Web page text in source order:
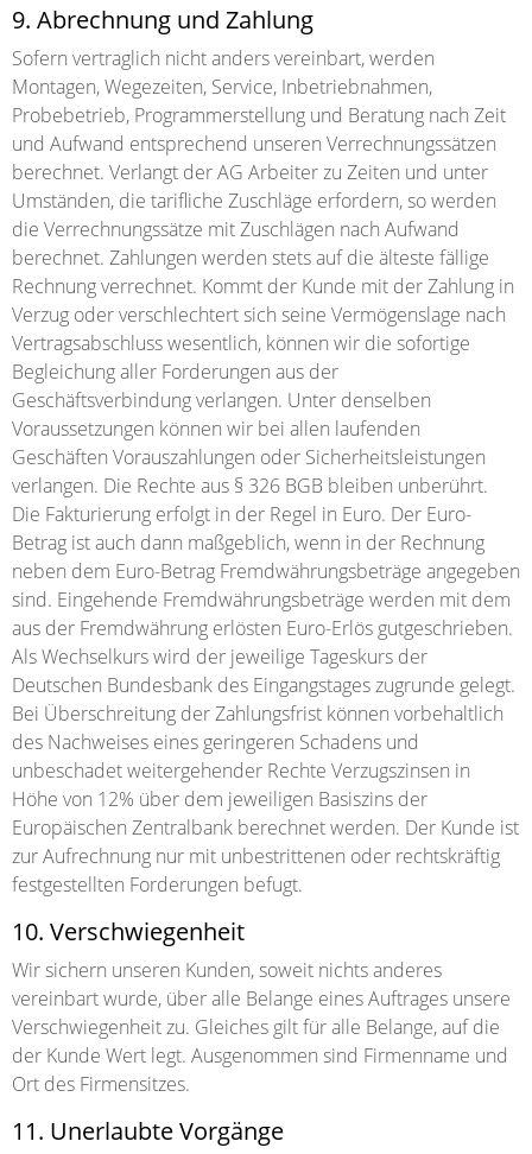
9. Abrechnung und Zahlung
Sofern vertraglich nicht anders vereinbart, werden
Montagen, Wegezeiten, Service, Inbetriebnahmen,
Probebetrieb, Programmerstellung und Beratung nach Zeit
und Aufwand entsprechend unseren Verrechnungssätzen
berechnet. Verlangt der AG Arbeiter zu Zeiten und unter
Umständen, die tarifliche Zuschläge erfordern, so werden
die Verrechnungssätze mit Zuschlägen nach Aufwand
berechnet. Zahlungen werden stets auf die älteste fällige
Rechnung verrechnet. Kommt der Kunde mit der Zahlung in
Verzug oder verschlechtert sich seine Vermögenslage nach
Vertragsabschluss wesentlich, können wir die sofortige
Begleichung aller Forderungen aus der
Geschäftsverbindung verlangen. Unter denselben
Voraussetzungen können wir bei allen laufenden
Geschäften Vorauszahlungen oder Sicherheitsleistungen
verlangen. Die Rechte aus § 326 BGB bleiben unberührt.
Die Fakturierung erfolgt in der Regel in Euro. Der Euro-
Betrag ist auch dann maßgeblich, wenn in der Rechnung
neben dem Euro-Betrag Fremdwährungsbeträge angegeben
sind. Eingehende Fremdwährungsbeträge werden mit dem
aus der Fremdwährung erlösten Euro-Erlös gutgeschrieben.
Als Wechselkurs wird der jeweilige Tageskurs der
Deutschen Bundesbank des Eingangstages zugrunde gelegt.
Bei Überschreitung der Zahlungsfrist können vorbehaltlich
des Nachweises eines geringeren Schadens und
unbeschadet weitergehender Rechte Verzugszinsen in
Höhe von 12% über dem jeweiligen Basiszins der
Europäischen Zentralbank berechnet werden. Der Kunde ist
zur Aufrechnung nur mit unbestrittenen oder rechtskräftig
festgestellten Forderungen befugt.
10. Verschwiegenheit
Wir sichern unseren Kunden, soweit nichts anderes
vereinbart wurde, über alle Belange eines Auftrages unsere
Verschwiegenheit zu. Gleiches gilt für alle Belange, auf die
der Kunde Wert legt. Ausgenommen sind Firmenname und
Ort des Firmensitzes.
11. Unerlaubte Vorgänge